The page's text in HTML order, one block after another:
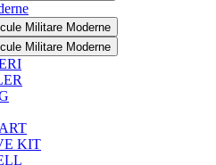
Militare Moderne
Militare Moderne
KIT